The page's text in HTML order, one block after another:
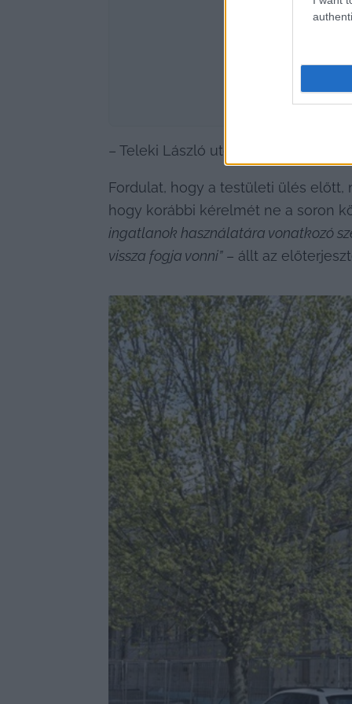
– Teleki László utca 1/A – itt pedig a
Fordulat, hogy a testületi ülés
hogy korábbi kérelmét ne a soron
ingatlanok használatára vonatkozó
vissza fogja vonni” – állt az